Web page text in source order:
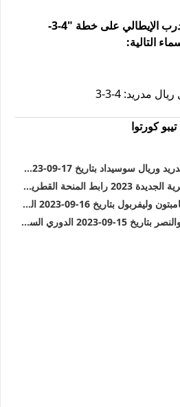
ومن المُتوقع أن يعتمد المدرب الإيطالي على خطة "4-3-
مدريد: 4-3-3
تيبو كورتوا
بتاريخ 17-09-2023 الدوري الاسباني
سيتم اضافة اسماء جديدة
16-09-2023 الدوري الانجليزي
2023 الدوري السعودي